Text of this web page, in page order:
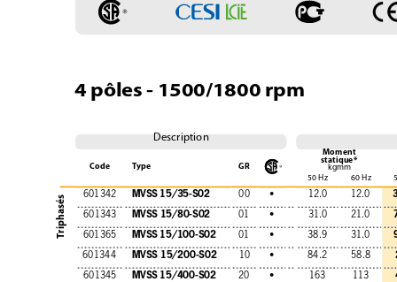
601342 MVSS 15/35-S02 00 • 12.0 12.0
601343 MVSS 15/80-S02 01 • 31.0 21.0
601365 MVSS 15/100-S02 01 • 38.9 31.0
601344 MVSS 15/200-S02 10 • 84.2 58.8
601345 MVSS 15/400-S02 20 • 163 113
4 pôles - 1500/1800 rpm
Description
Code Type GR
Moment
statique*
kgmm
50 Hz
60 Hz
Triphasés